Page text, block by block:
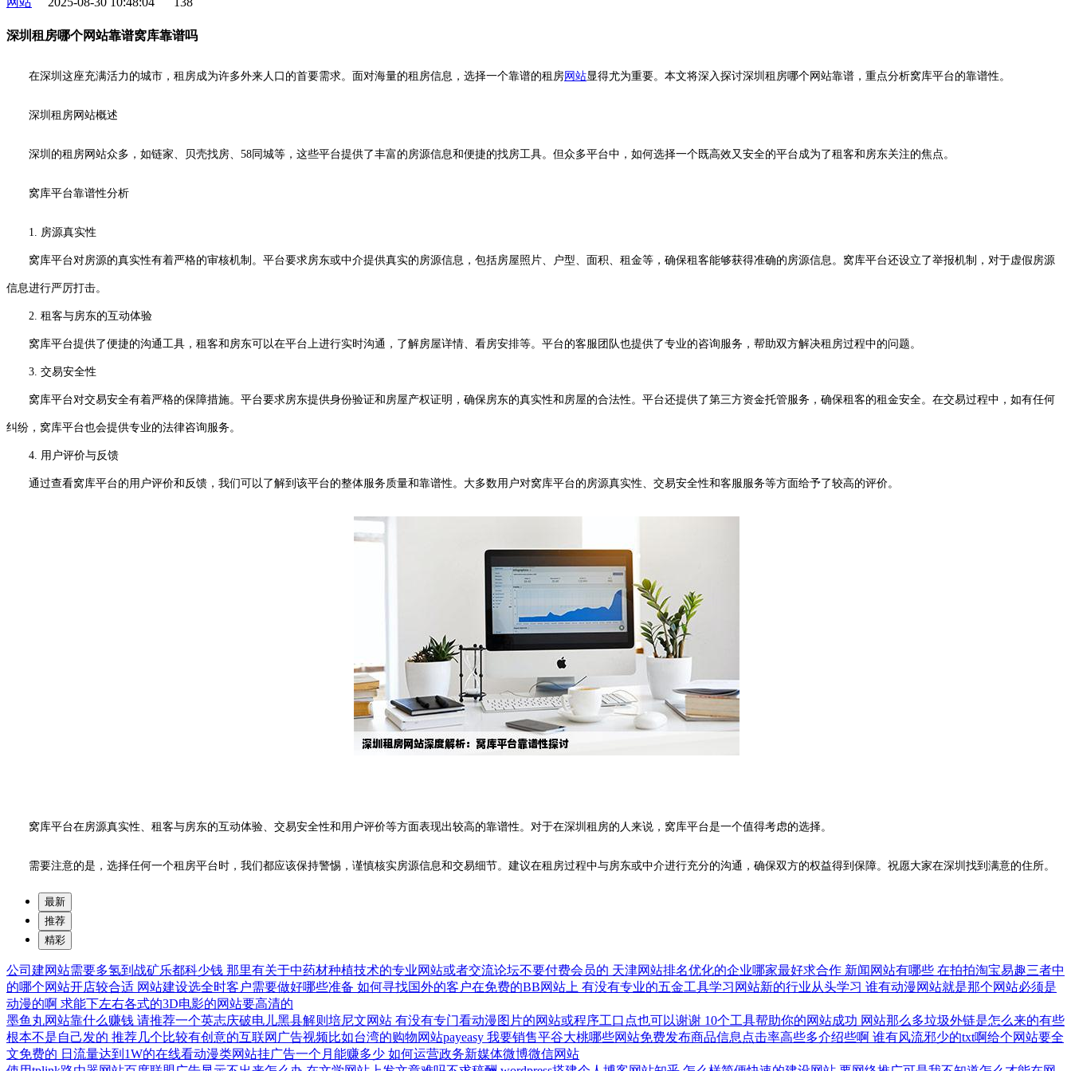
深圳租房哪个网站靠谱窝库靠谱吗
在深圳这座充满活力的城市，租房成为许多外来人口的首要需求。面对海量的租房信息，选择一个靠谱的租房网站显得尤为重要。本文将深入探讨深圳租房哪个网站靠谱，重点分析窝库平台的靠谱性。
深圳租房网站概述
深圳的租房网站众多，如链家、贝壳找房、58同城等，这些平台提供了丰富的房源信息和便捷的找房工具。但众多平台中，如何选择一个既高效又安全的平台成为了租客和房东关注的焦点。
窝库平台靠谱性分析
1. 房源真实性
窝库平台对房源的真实性有着严格的审核机制。平台要求房东或中介提供真实的房源信息，包括房屋照片、户型、面积、租金等，确保租客能够获得准确的房源信息。窝库平台还设立了举报机制，对于虚假房源
信息进行严厉打击。
2. 租客与房东的互动体验
窝库平台提供了便捷的沟通工具，租客和房东可以在平台上进行实时沟通，了解房屋详情、看房安排等。平台的客服团队也提供了专业的咨询服务，帮助双方解决租房过程中的问题。
3. 交易安全性
窝库平台对交易安全有着严格的保障措施。平台要求房东提供身份验证和房屋产权证明，确保房东的真实性和房屋的合法性。平台还提供了第三方资金托管服务，确保租客的租金安全。在交易过程中，如有任何
纠纷，窝库平台也会提供专业的法律咨询服务。
4. 用户评价与反馈
通过查看窝库平台的用户评价和反馈，我们可以了解到该平台的整体服务质量和靠谱性。大多数用户对窝库平台的房源真实性、交易安全性和客服服务等方面给予了较高的评价。
窝库平台在房源真实性、租客与房东的互动体验、交易安全性和用户评价等方面表现出较高的靠谱性。对于在深圳租房的人来说，窝库平台是一个值得考虑的选择。
需要注意的是，选择任何一个租房平台时，我们都应该保持警惕，谨慎核实房源信息和交易细节。建议在租房过程中与房东或中介进行充分的沟通，确保双方的权益得到保障。祝愿大家在深圳找到满意的住所。
最新
推荐
精彩
公司建网站需要多氢到战矿乐都科少钱 那里有关于中药材种植技术的专业网站或者交流论坛不要付费会员的 天津网站排名优化的企业哪家最好求合作 新闻网站有哪些 在拍拍淘宝易趣三者中
的哪个网站开店较合适 网站建设选全时客户需要做好哪些准备 如何寻找国外的客户在免费的BB网站上 有没有专业的五金工具学习网站新的行业从头学习 谁有动漫网站就是那个网站必须是
动漫的啊 求能下左右各式的3D电影的网站要高清的
墨鱼丸网站靠什么赚钱 请推荐一个英志庆破电儿黑县解则培尼文网站 有没有专门看动漫图片的网站或程序工口点也可以谢谢 10个工具帮助你的网站成功 网站那么多垃圾外链是怎么来的有些
根本不是自己发的 推荐几个比较有创意的互联网广告视频比如台湾的购物网站payeasy 我要销售平谷大桃哪些网站免费发布商品信息点击率高些多介绍些啊 谁有风流邪少的txt啊给个网站要全
文免费的 日流量达到1W的在线看动漫类网站挂广告一个月能赚多少 如何运营政务新媒体微博微信网站